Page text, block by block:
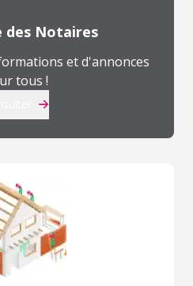
des Notaires
et d'annonces
tous !